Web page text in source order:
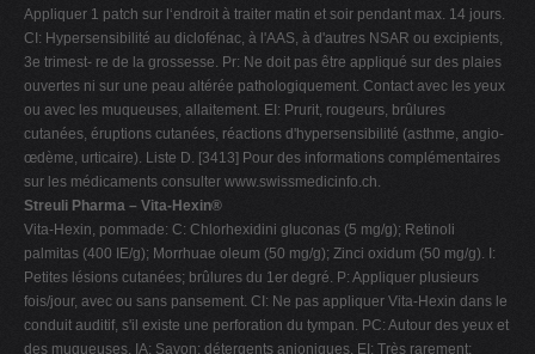
Appliquer 1 patch sur l‘endroit à traiter matin et soir pendant max. 14 jours.
CI: Hypersensibilité au diclofénac, à l'AAS, à d'autres NSAR ou excipients,
3e trimest- re de la grossesse. Pr: Ne doit pas être appliqué sur des plaies
ouvertes ni sur une peau altérée pathologiquement. Contact avec les yeux
ou avec les muqueuses, allaitement. EI: Prurit, rougeurs, brûlures
cutanées, éruptions cutanées, réactions d'hypersensibilité (asthme, angio-
œdème, urticaire). Liste D. [3413] Pour des informations complémentaires
sur les médicaments consulter www.swissmedicinfo.ch.
Streuli Pharma – Vita-Hexin®
Vita-Hexin, pommade: C: Chlorhexidini gluconas (5 mg/g); Retinoli
palmitas (400 IE/g); Morrhuae oleum (50 mg/g); Zinci oxidum (50 mg/g). I:
Petites lésions cutanées; brûlures du 1er degré. P: Appliquer plusieurs
fois/jour, avec ou sans pansement. CI: Ne pas appliquer Vita-Hexin dans le
conduit auditif, s'il existe une perforation du tympan. PC: Autour des yeux et
des muqueuses. IA: Savon; détergents anioniques. EI: Très rarement: